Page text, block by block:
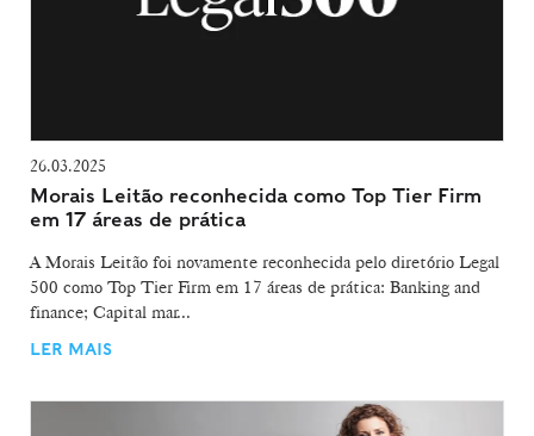
26.03.2025
Morais Leitão reconhecida como Top Tier Firm
em 17 áreas de prática
A Morais Leitão foi novamente reconhecida pelo diretório Legal
500 como Top Tier Firm em 17 áreas de prática: Banking and
finance; Capital mar...
LER MAIS